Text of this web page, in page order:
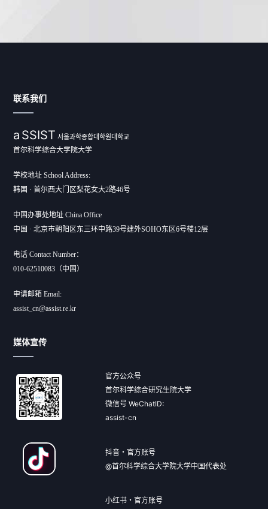
联系我们
a SSIST 서울과학종합대학원대학교
首尔科学综合大学院大学
学校地址 School Address:
韩国 · 首尔西大门区梨花女大2路46号
中国办事处地址 China Office
中国 · 北京市朝阳区东三环中路39号建外SOHO东区6号楼12层
电话 Contact Number：
010-62510083（中国）
申请邮箱 Email:
assist_cn@assist.re.kr
媒体宣传
官方公众号
首尔科学综合研究生院大学
微信号 WeChatID:
assist-cn
抖音・官方账号
@首尔科学综合大学院大学中国代表处
小红书・官方账号